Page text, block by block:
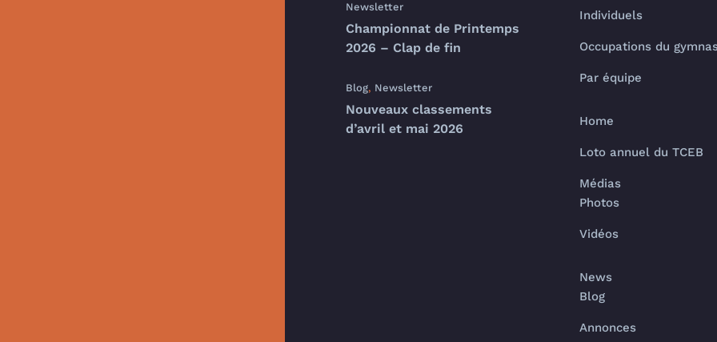
Newsletter
Championnat de Printemps
2026 – Clap de fin
Blog, Newsletter
Nouveaux classements
d’avril et mai 2026
Individuels
Occupations du
Par équipe
Home
Loto annuel du TCEB
Médias
Photos
Vidéos
News
Blog
Annonces